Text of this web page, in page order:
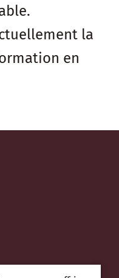
la
en